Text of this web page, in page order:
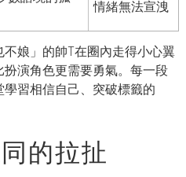
情緒無法宣洩
娘」的帥T在圈內走得小心翼
演角色更需要勇氣。每一段
習相信自己、突破標籤的
的拉扯